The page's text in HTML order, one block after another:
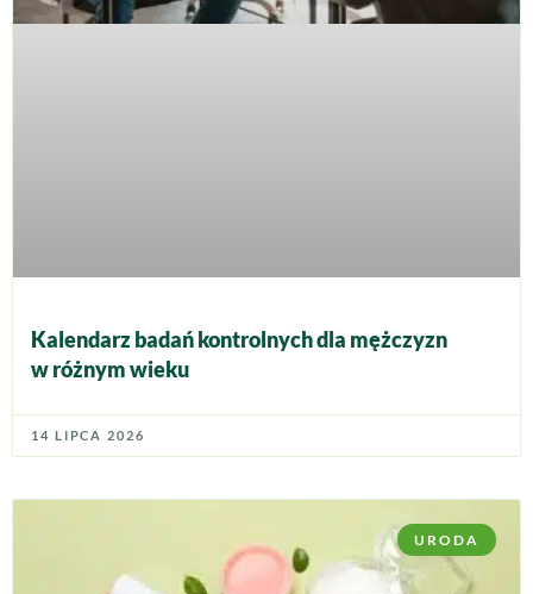
Kalendarz badań kontrolnych dla mężczyzn
w różnym wieku
14 LIPCA 2026
URODA